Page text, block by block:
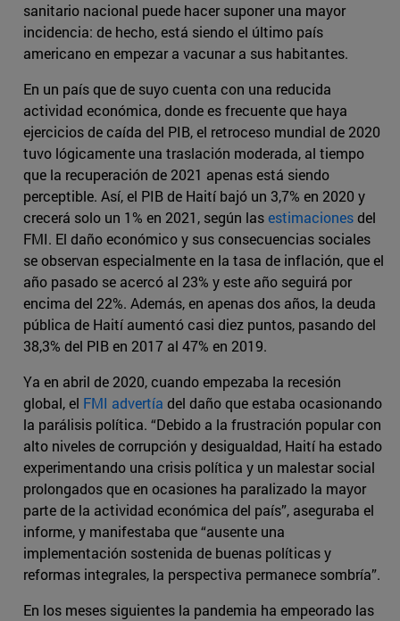
sanitario nacional puede hacer suponer una mayor
incidencia: de hecho, está siendo el último país
americano en empezar a vacunar a sus habitantes.
En un país que de suyo cuenta con una reducida
actividad económica, donde es frecuente que haya
ejercicios de caída del PIB, el retroceso mundial de 2020
tuvo lógicamente una traslación moderada, al tiempo
que la recuperación de 2021 apenas está siendo
perceptible. Así, el PIB de Haití bajó un 3,7% en 2020 y
crecerá solo un 1% en 2021, según lasestimacionesdel
FMI. El daño económico y sus consecuencias sociales
se observan especialmente en la tasa de inflación, que el
año pasado se acercó al 23% y este año seguirá por
encima del 22%. Además, en apenas dos años, la deuda
pública de Haití aumentó casi diez puntos, pasando del
38,3% del PIB en 2017 al 47% en 2019.
Ya en abril de 2020, cuando empezaba la recesión
global, el FMI advertía del daño que estaba ocasionando
la parálisis política. “Debido a la frustración popular con
alto niveles de corrupción y desigualdad, Haití ha estado
experimentando una crisis política y un malestar social
prolongados que en ocasiones ha paralizado la mayor
parte de la actividad económica del país”, aseguraba el
informe, y manifestaba que “ausente una
implementación sostenida de buenas políticas y
reformas integrales, la perspectiva permanece sombría”.
En los meses siguientes la pandemia ha empeorado las